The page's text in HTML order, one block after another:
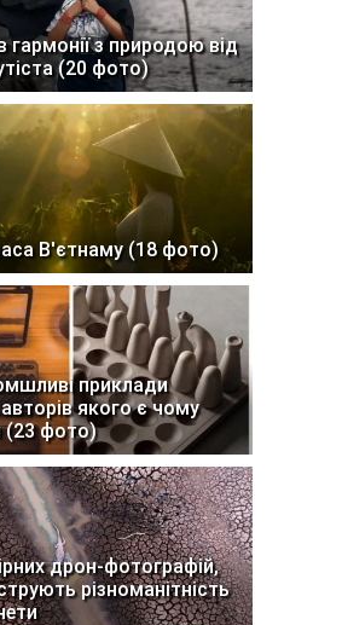
гармонії з природою від
(20 фото)
В'єтнаму (18 фото)
приклади
якого є чому
(23 фото)
дрон-фотографій,
різноманітність